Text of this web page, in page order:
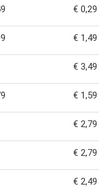
€ 0,29
€ 1,49
€ 3,49
€ 1,59
€ 2,79
€ 2,79
€ 2,49